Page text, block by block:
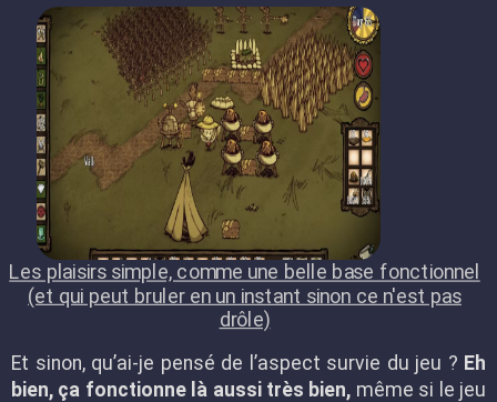
Les plaisirs simple, comme une belle base fonctionnel
(et qui peut bruler en un instant sinon ce n'est pas
drôle)
Et sinon, qu’ai-je pensé de l’aspect survie du jeu ? Eh
bien, ça fonctionne là aussi très bien, même si le jeu